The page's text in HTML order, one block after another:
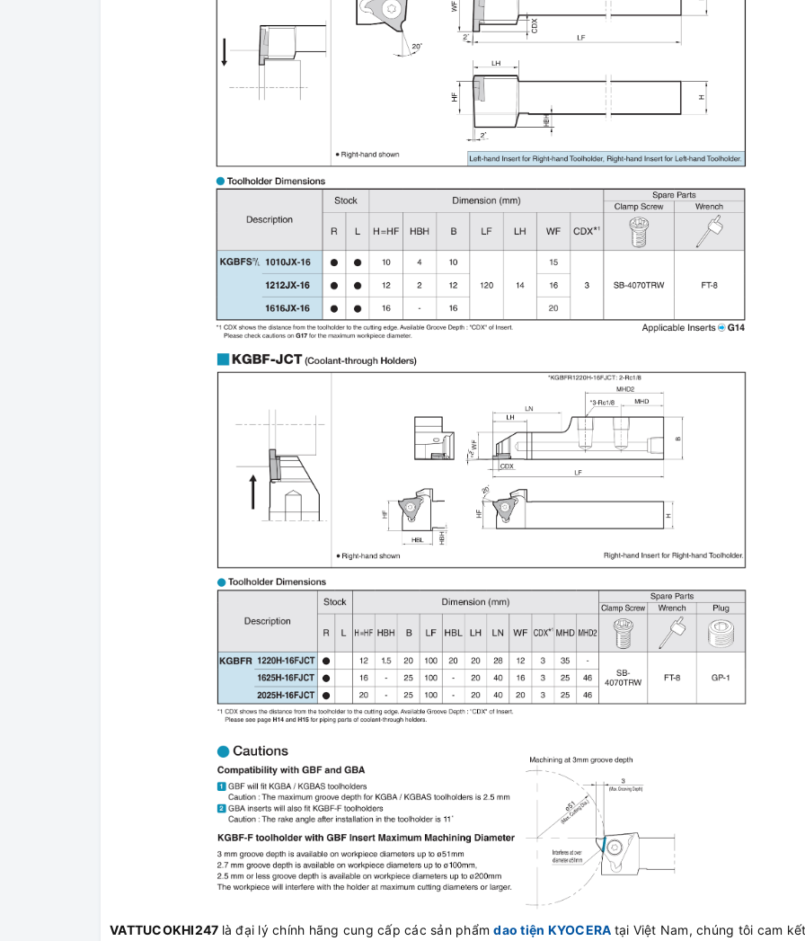
VATTUCOKHI247 là đại lý chính hãng cung cấp các sản phẩmdao tiện KYOCERA tại Việt Nam, chúng tôi cam